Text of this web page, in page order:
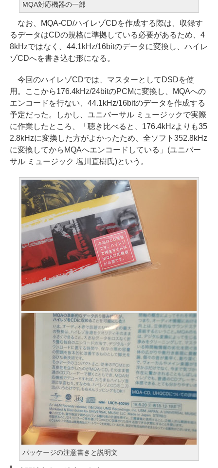
MQA対応機器の一部
なお、MQA-CD/ハイレゾCDを作成する際は、収録す
るデータはCDの規格に準拠している必要があるため、4
8kHzではなく、44.1kHz/16bitのデータに変換し、ハイレ
ゾCDへを書き込む形になる。
今回のハイレゾCDでは、マスターとしてDSDを使
用。ここから176.4kHz/24bitのPCMに変換し、MQAへの
エンコードを行ない、44.1kHz/16bitのデータを作成する
予定だった。しかし、ユニバーサル ミュージックで実際
に作業したところ、「聴き比べると、176.4kHzよりも35
2.8kHzに変換した方がよかったため、全ソフト352.8kHz
に変換してからMQAへエンコードしている」(ユニバー
サル ミュージック 塩川直樹氏)という。
パッケージの注意書きと説明文